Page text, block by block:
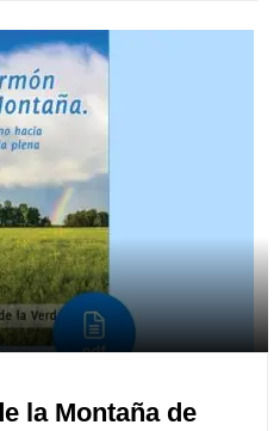
la Montaña de